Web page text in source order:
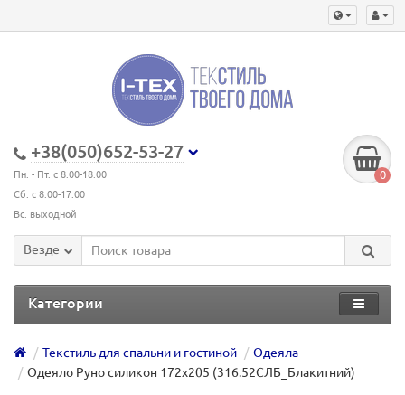
+38(050)652-53-27
Пн. - Пт. с 8.00-18.00
Сб. с 8.00-17.00
Вс. выходной
0
Везде
Категории
Текстиль для спальни и гостиной
Одеяла
Одеяло Руно силикон 172х205 (316.52СЛБ_Блакитний)